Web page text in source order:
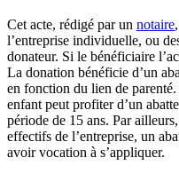
Cet acte, rédigé par un notaire
l’entreprise individuelle, ou
donateur. Si le bénéficiaire
La donation bénéficie d’un
en fonction du lien de
enfant peut profiter d’un
période de 15 ans. Par
effectifs de l’entreprise, un
avoir vocation à s’appliquer.